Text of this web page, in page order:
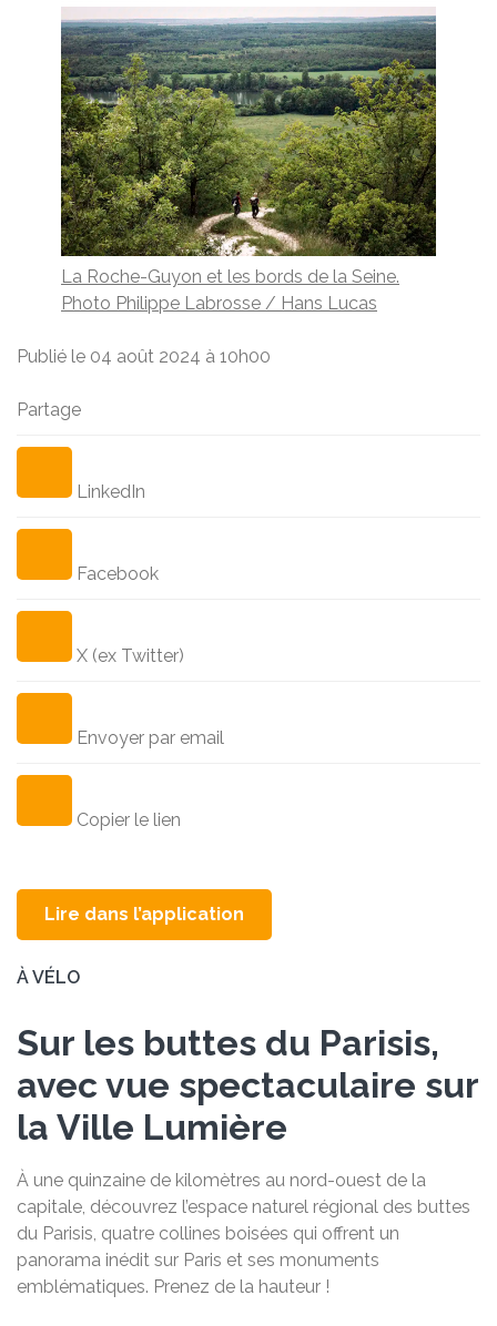
La Roche-Guyon et les bords de la Seine.
Photo Philippe Labrosse / Hans Lucas
Publié le 04 août 2024 à 10h00
Partage
LinkedIn
Facebook
X (ex Twitter)
Envoyer par email
Copier le lien
Lire dans l’application
À VÉLO
Sur les buttes du Parisis,
avec vue spectaculaire sur
la Ville Lumière
À une quinzaine de kilomètres au nord-ouest de la
capitale, découvrez l’espace naturel régional des buttes
du Parisis, quatre collines boisées qui offrent un
panorama inédit sur Paris et ses monuments
emblématiques. Prenez de la hauteur !